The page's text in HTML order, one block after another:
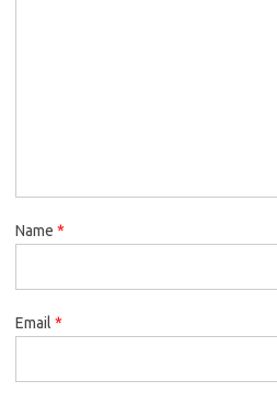
Name *
Email *